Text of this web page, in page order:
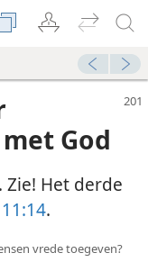
God
Zie! Het derde
.
vrede toegeven?